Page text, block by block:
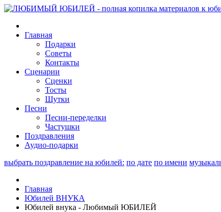
Главная
Подарки
Советы
Контакты
Сценарии
Сценки
Тосты
Шутки
Песни
Песни-переделки
Частушки
Поздравления
Аудио-подарки
выбрать поздравление на юбилей: по дате по имени
Главная
Юбилей ВНУКА
Юбилей внука - Любимый ЮБИЛЕЙ